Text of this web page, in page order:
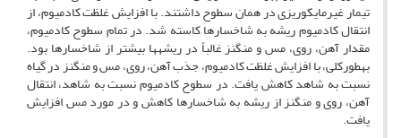
تیمار غیرمایکوریزی در همان سطوح داشتند. با افزایش غلظت کادمیوم، از
انتقال کادمیوم ریشه به شاخسارها کاسته شد. در تمام سطوح کادمیوم،
مقدار آهن، روی، مس و منگنز غالباً در ریشه‏ها بیشتر از شاخسارها بود.
به‏طورکلی، با افزایش غلظت کادمیوم، جذب آهن، روی، مس و منگنز در گیاه
نسبت به شاهد کاهش یافت. در سطوح کادمیوم نسبت به شاهد، انتقال
آهن، روی و منگنز از ریشه به شاخسارها کاهش و در مورد مس افزایش
یافت.